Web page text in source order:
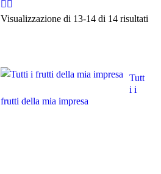
Visualizzazione di 13-14 di 14 risultati
Tutt
i i
frutti della mia impresa